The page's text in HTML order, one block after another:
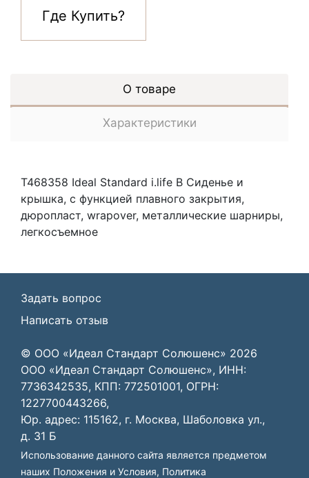
Где Купить?
О товаре
Характеристики
T468358 Ideal Standard i.life B Сиденье и
крышка, с функцией плавного закрытия,
дюропласт, wrapover, металлические шарниры,
легкосъемное
Задать вопрос
Написать отзыв
© ООО «Идеал Стандарт Солюшенс» 2026
ООО «Идеал Стандарт Солюшенс», ИНН:
7736342535, КПП: 772501001, ОГРН:
1227700443266,
Юр. адрес: 115162, г. Москва, Шаболовка ул.,
д. 31 Б
Использование данного сайта является предметом
наших Положения и Условия, Политика